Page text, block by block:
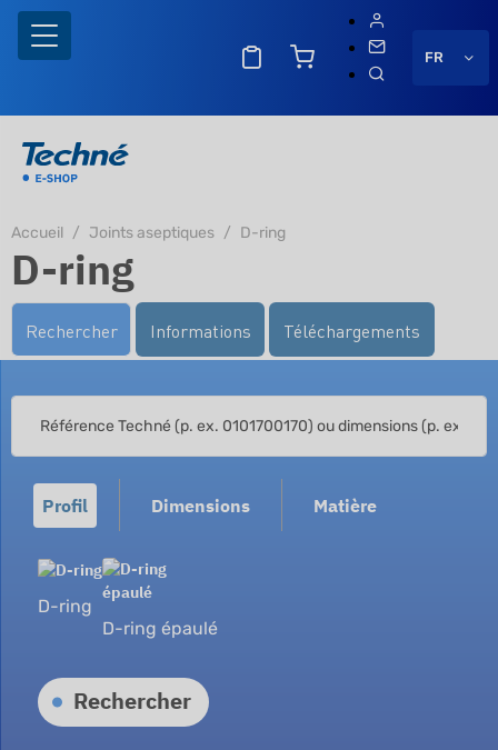
FR
Accueil Joints aseptiques D-ring
D-ring
Rechercher Informations Téléchargements
Profil Dimensions Matière
D-ring
D-ring épaulé
Rechercher